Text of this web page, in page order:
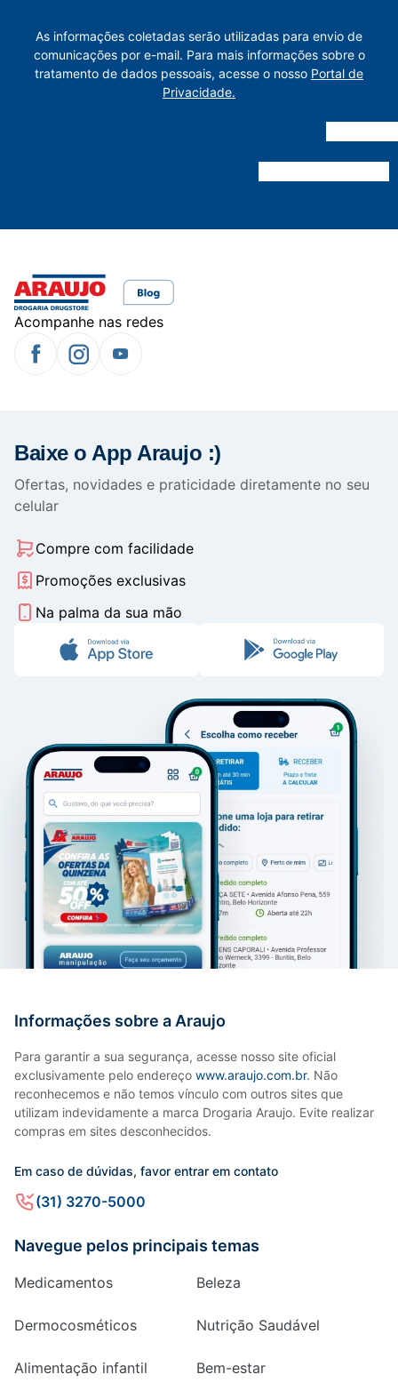
As informações coletadas serão utilizadas para envio de
comunicações por e-mail. Para mais informações sobre o
tratamento de dados pessoais, acesse o nosso Portal de
Privacidade.
Acompanhe nas redes
Baixe o App Araujo :)
Ofertas, novidades e praticidade diretamente no seu
celular
Compre com facilidade
Promoções exclusivas
Na palma da sua mão
Informações sobre a Araujo
Para garantir a sua segurança, acesse nosso site oficial
exclusivamente pelo endereço www.araujo.com.br. Não
reconhecemos e não temos vínculo com outros sites que
utilizam indevidamente a marca Drogaria Araujo. Evite realizar
compras em sites desconhecidos.
Em caso de dúvidas, favor entrar em contato
(31) 3270-5000
Navegue pelos principais temas
Medicamentos Beleza
Dermocosméticos Nutrição Saudável
Alimentação infantil Bem-estar